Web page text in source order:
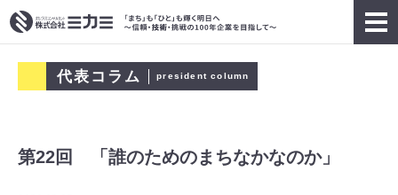
代表コラム president column
第22回 「誰のためのまちなかなのか」